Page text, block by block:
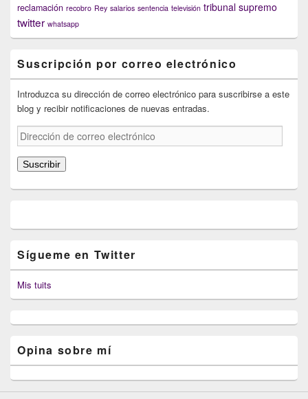
reclamación recobro Rey salarios sentencia televisión tribunal supremo
twitter whatsapp
Suscripción por correo electrónico
Introduzca su dirección de correo electrónico para suscribirse a este
blog y recibir notificaciones de nuevas entradas.
Dirección
de
correo
electrónico
Suscribir
Sígueme en Twitter
Mis tuits
Opina sobre mí